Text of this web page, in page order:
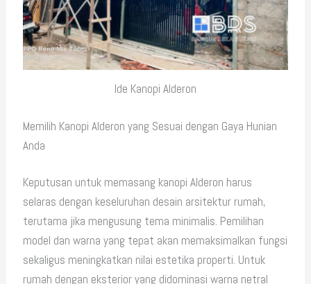
Ide Kanopi Alderon
Memilih Kanopi Alderon yang Sesuai dengan Gaya Hunian
Anda
Keputusan untuk memasang kanopi Alderon harus
selaras dengan keseluruhan desain arsitektur rumah,
terutama jika mengusung tema minimalis. Pemilihan
model dan warna yang tepat akan memaksimalkan fungsi
sekaligus meningkatkan nilai estetika properti. Untuk
rumah dengan eksterior yang didominasi warna netral